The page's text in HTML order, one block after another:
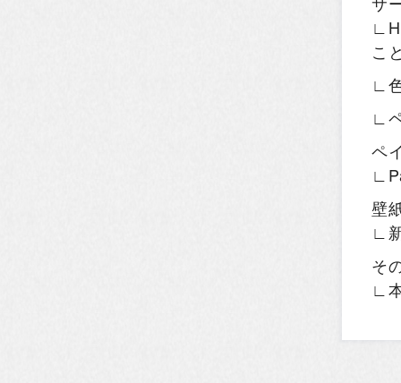
こ
∟
∟
ペ
壁
∟
そ
∟